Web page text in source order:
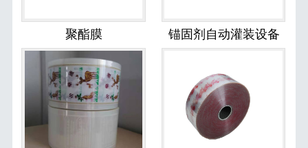
聚酯膜 锚固剂自动灌装设备